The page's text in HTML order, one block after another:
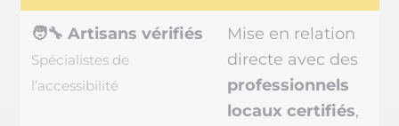
🧑‍🔧 Artisans vérifiés
Spécialistes de
l’accessibilité
Mise en relation
directe avec des
professionnels
locaux certifiés,